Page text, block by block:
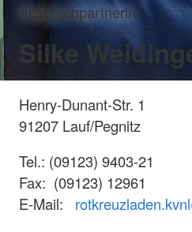
Ansprechpartnerin
Silke
Henry-Dunant-Str. 1
91207 Lauf/Pegnitz
Tel.: (09123) 9403-21
Fax: (09123) 12961
E-Mail: